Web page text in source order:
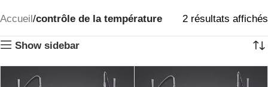
Accueil contrôle de la température 2 résultats affichés
Show sidebar